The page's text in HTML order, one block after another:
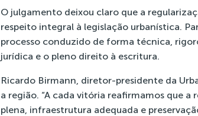
O julgamento deixou claro que a
respeito integral à legislação urbanística.
processo conduzido de forma técnica,
jurídica e o pleno direito à escritura.
Ricardo Birmann, diretor-presidente da
a região. “A cada vitória reafirmamos que
plena, infraestrutura adequada e